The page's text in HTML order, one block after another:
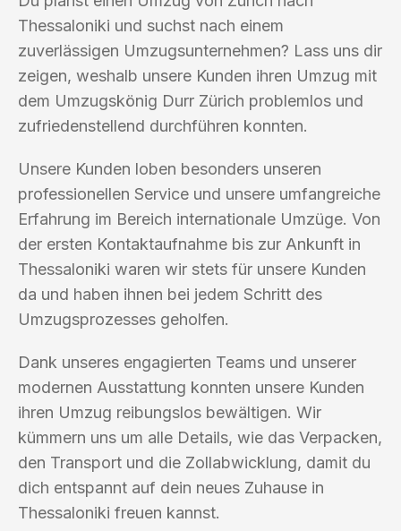
Thessaloniki und suchst nach einem
zuverlässigen Umzugsunternehmen? Lass uns dir
zeigen, weshalb unsere Kunden ihren Umzug mit
dem Umzugskönig Durr Zürich problemlos und
zufriedenstellend durchführen konnten.
Unsere Kunden loben besonders unseren
professionellen Service und unsere umfangreiche
Erfahrung im Bereich internationale Umzüge. Von
der ersten Kontaktaufnahme bis zur Ankunft in
Thessaloniki waren wir stets für unsere Kunden
da und haben ihnen bei jedem Schritt des
Umzugsprozesses geholfen.
Dank unseres engagierten Teams und unserer
modernen Ausstattung konnten unsere Kunden
ihren Umzug reibungslos bewältigen. Wir
kümmern uns um alle Details, wie das Verpacken,
den Transport und die Zollabwicklung, damit du
dich entspannt auf dein neues Zuhause in
Thessaloniki freuen kannst.